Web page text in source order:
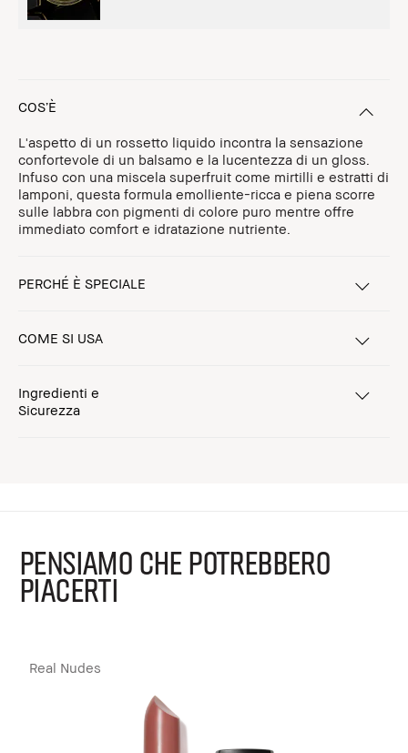
COS’È
L'aspetto di un rossetto liquido incontra la sensazione
confortevole di un balsamo e la lucentezza di un gloss.
Infuso con una miscela superfruit come mirtilli e estratti di
lamponi, questa formula emolliente-ricca e piena scorre
sulle labbra con pigmenti di colore puro mentre offre
immediato comfort e idratazione nutriente.
PERCHÉ È SPECIALE
COME SI USA
Ingredienti e
Sicurezza
PENSIAMO CHE POTREBBERO
PIACERTI
Real Nudes